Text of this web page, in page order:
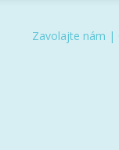
Zavolajte nám |